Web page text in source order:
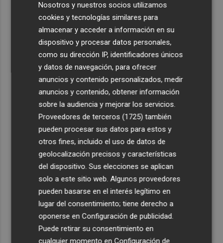
La Generalitat destina 5,5 millones a impulsar la
internacionalización de 137 empresas valencianas
afectadas por la Dana
Agricultura concede cerca de 500.000 euros en ayudas
para el fomento de la innovación tecnológica en
explotaciones
València ultima la puesta a punto del Velódromo Lluís
Puig con una inversión de 2 millones
Las infantiles de San Javier son campeonas de España en
la localidad gaditana de Rota
Vithas Valencia Turia habilita una consulta gratuita para
personas con síntomas oculares tras el eclipse solar
Nosotros y nuestros socios utilizamos
cookies y tecnologías similares para
almacenar y acceder a información en su
dispositivo y procesar datos personales,
como su dirección IP, identificadores únicos
y datos de navegación, para ofrecer
anuncios y contenido personalizados, medir
anuncios y contenido, obtener información
sobre la audiencia y mejorar los servicios.
Proveedores de terceros (1725) también
pueden procesar sus datos para estos y
otros fines, incluido el uso de datos de
geolocalización precisos y características
del dispositivo. Sus elecciones se aplican
solo a este sitio web. Algunos proveedores
pueden basarse en el interés legítimo en
lugar del consentimiento; tiene derecho a
oponerse enConfiguración de publicidad.
Puede retirar su consentimiento en
cualquier momento enConfiguración de